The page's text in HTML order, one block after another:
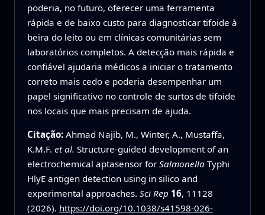
poderia, no futuro, oferecer uma ferramenta
rápida e de baixo custo para diagnosticar tifoide à
beira do leito ou em clínicas comunitárias sem
laboratórios completos. A detecção mais rápida e
confiável ajudaria médicos a iniciar o tratamento
correto mais cedo e poderia desempenhar um
papel significativo no controle de surtos de tifoide
nos locais que mais precisam de ajuda.
Citação: Ahmad Najib, M., Winter, A., Mustaffa,
K.M.F. et al. Structure-guided development of an
electrochemical aptasensor for SalmonellaTyphi
HlyE antigen detection using in silico and
experimental approaches. Sci Rep 16, 11128
(2026). https://doi.org/10.1038/s41598-026-